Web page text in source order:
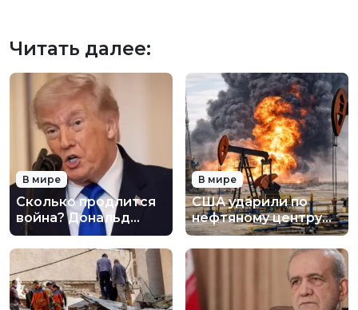
Читать далее:
В мире
Сколько продлится
война? Дональд
Трамп сделал новое
заявление по Ирану
В мире
США ударили по
нефтяному центру
Ирана: нефть горит